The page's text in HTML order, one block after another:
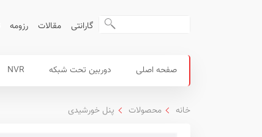
گارانتی مقالات رزومه
منوی
اصلی
صفحه اصلی دوربین تحت شبکه NVR
خانه محصولات پنل خورشیدی